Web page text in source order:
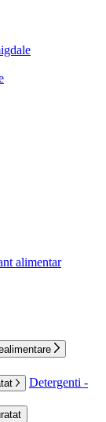
alimentar
Detergenti -